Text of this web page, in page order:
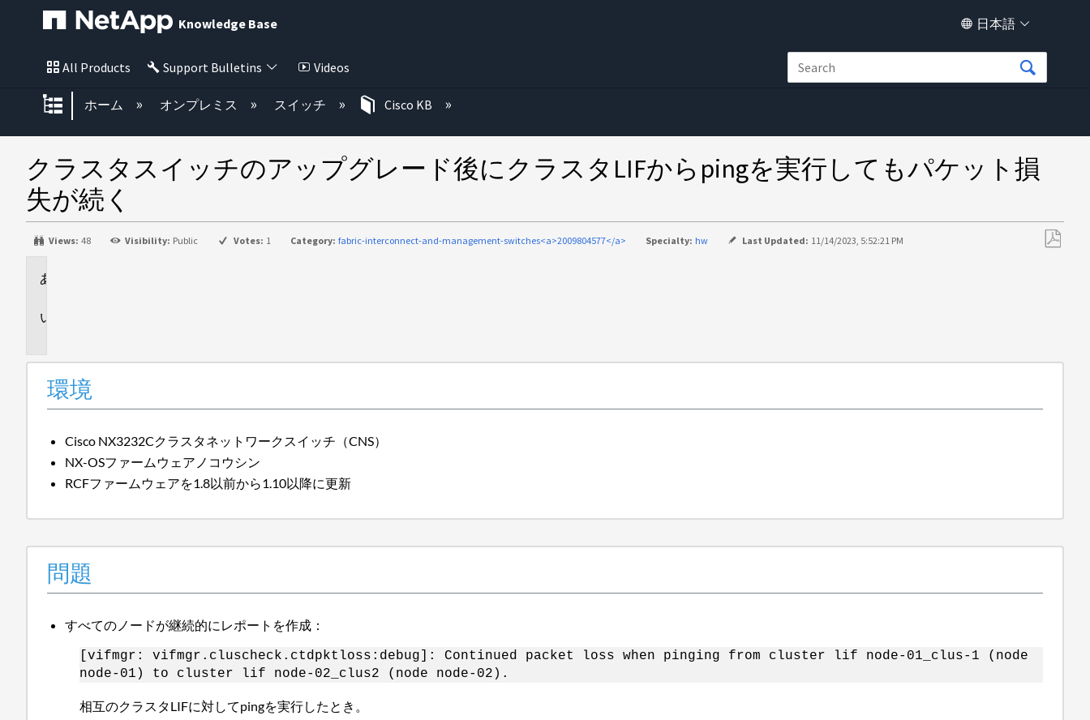
Knowledge Base 日本語
All Products Support Bulletins Videos
グローバル階層を展開/折りたたむ
ホーム オンプレミス スイッチ Cisco KB
クラスタスイッチのアップグレード後にクラスタLIFからpingを実行してもパケット損
失が続く
Views: 48 Visibility: Public Votes: 1 Category: fabric-interconnect-and-management-switches<a>2009804577</a> Specialty: hw Last Updated: 11/14/2023, 5:52:21 PM
環境
Cisco NX3232Cクラスタネットワークスイッチ（CNS）
NX-OSファームウェアノコウシン
RCFファームウェアを1.8以前から1.10以降に更新
問題
すべてのノードが継続的にレポートを作成：
[vifmgr: vifmgr.cluscheck.ctdpktloss:debug]: Continued packet loss when pinging from cluster lif node-01_clus-1 (node
node-01) to cluster lif node-02_clus2 (node node-02).
相互のクラスタLIFに対してpingを実行したとき。